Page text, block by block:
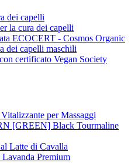
dei capelli
la cura dei capelli
ECOCERT - Cosmos Organic
dei capelli maschili
certificato Vegan Society
per Massaggi
[GREEN] Black Tourmaline
Latte di Cavalla
Premium